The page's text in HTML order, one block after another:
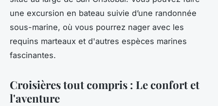
une excursion en bateau suivie d’une randonnée
sous-marine, où vous pourrez nager avec les
requins marteaux et d'autres espèces marines
fascinantes.
Croisières tout compris : Le confort et
l'aventure